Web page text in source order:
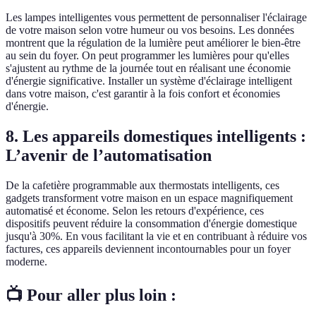
Les lampes intelligentes vous permettent de personnaliser l'éclairage
de votre maison selon votre humeur ou vos besoins. Les données
montrent que la régulation de la lumière peut améliorer le bien-être
au sein du foyer. On peut programmer les lumières pour qu'elles
s'ajustent au rythme de la journée tout en réalisant une économie
d'énergie significative. Installer un système d'éclairage intelligent
dans votre maison, c'est garantir à la fois confort et économies
d'énergie.
8. Les appareils domestiques intelligents :
L’avenir de l’automatisation
De la cafetière programmable aux thermostats intelligents, ces
gadgets transforment votre maison en un espace magnifiquement
automatisé et économe. Selon les retours d'expérience, ces
dispositifs peuvent réduire la consommation d'énergie domestique
jusqu'à 30%. En vous facilitant la vie et en contribuant à réduire vos
factures, ces appareils deviennent incontournables pour un foyer
moderne.
📺 Pour aller plus loin :